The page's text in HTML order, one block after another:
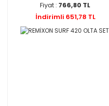
Fiyat : 766,80 TL
İndirimli 651,78 TL